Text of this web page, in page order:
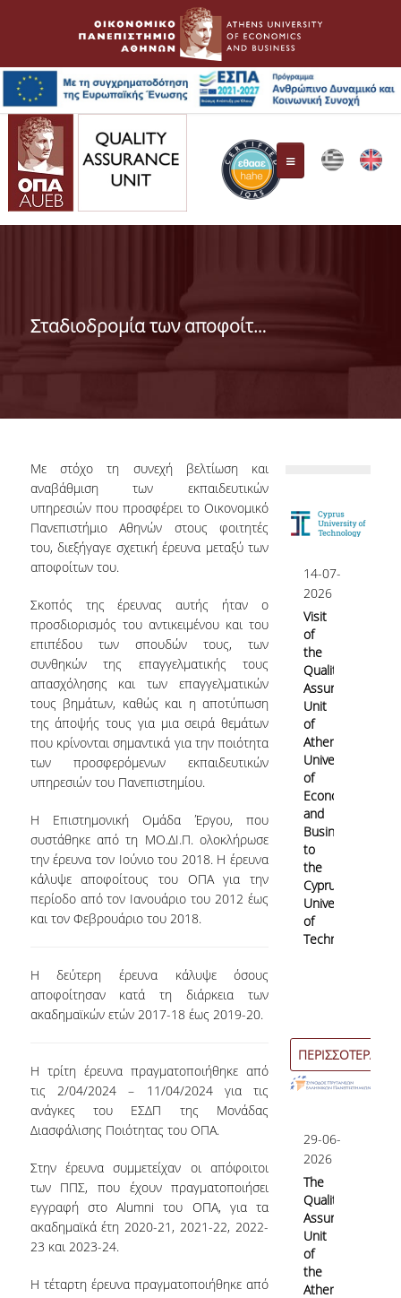
Quality Assurance Unit
Responsibilities
Quality Policy
Internal Evaluation
Undergraduate Courses Evaluation
Postgraduate Courses Evaluation
Accreditation
IQAS
Undergraduate
Postgraduate
Surveys
Rankings
Corporate Social Responsibility
Contact
Σταδιοδρομία των αποφοίτων ΠΠΣ
Με στόχο τη συνεχή βελτίωση και
αναβάθμιση των εκπαιδευτικών
υπηρεσιών που προσφέρει το Οικονομικό
Πανεπιστήμιο Αθηνών στους φοιτητές
του, διεξήγαγε σχετική έρευνα μεταξύ των
αποφοίτων του.
Σκοπός της έρευνας αυτής ήταν ο
προσδιορισμός του αντικειμένου και του
επιπέδου των σπουδών τους, των
συνθηκών της επαγγελματικής τους
απασχόλησης και των επαγγελματικών
τους βημάτων, καθώς και η αποτύπωση
της άποψής τους για μια σειρά θεμάτων
που κρίνονται σημαντικά για την ποιότητα
των προσφερόμενων εκπαιδευτικών
υπηρεσιών του Πανεπιστημίου.
Η Επιστημονική Ομάδα Έργου, που
συστάθηκε από τη ΜΟ.ΔΙ.Π. ολοκλήρωσε
την έρευνα τον Ιούνιο του 2018. Η έρευνα
κάλυψε αποφοίτους του ΟΠΑ για την
περίοδο από τον Ιανουάριο του 2012 έως
και τον Φεβρουάριο του 2018.
Η δεύτερη έρευνα κάλυψε όσους
αποφοίτησαν κατά τη διάρκεια των
ακαδημαϊκών ετών 2017-18 έως 2019-20.
Η τρίτη έρευνα πραγματοποιήθηκε από
τις 2/04/2024 – 11/04/2024 για τις
ανάγκες του ΕΣΔΠ της Μονάδας
Διασφάλισης Ποιότητας του ΟΠΑ.
Στην έρευνα συμμετείχαν οι απόφοιτοι
των ΠΠΣ, που έχουν πραγματοποιήσει
εγγραφή στο Alumni του ΟΠΑ, για τα
ακαδημαϊκά έτη 2020-21, 2021-22, 2022-
23 και 2023-24.
Η τέταρτη έρευνα πραγματοποιήθηκε από
14-07-
2026
Visit
of
the
Quality
Assurance
Unit
of
Athens
University
of
Economics
and
Business
to
the
Cyprus
University
of
Technology
ΠΕΡΙΣΣΟΤΕΡΑ
29-06-
2026
The
Quality
Assurance
Unit
of
the
Athens